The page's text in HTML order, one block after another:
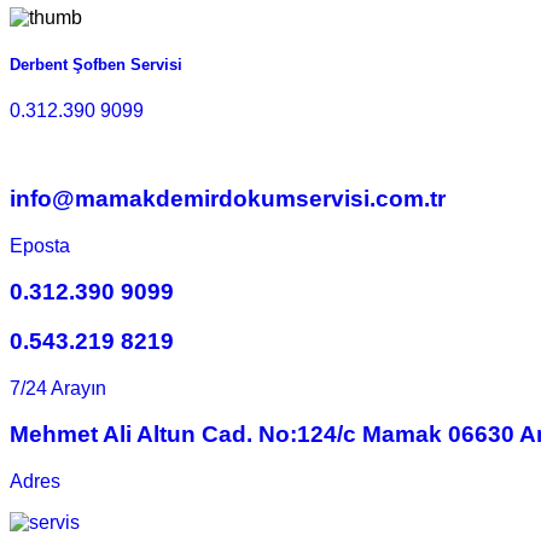
Derbent Şofben Servisi
0.312.390 9099
info@mamakdemirdokumservisi.com.tr
Eposta
0.312.390 9099
0.543.219 8219
7/24 Arayın
Mehmet Ali Altun Cad. No:124/c Mamak 06630
Adres